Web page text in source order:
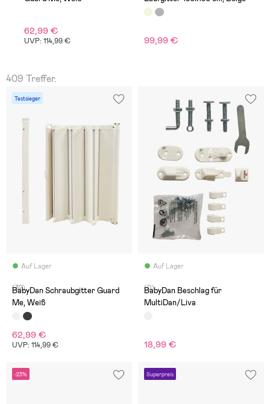
62,99 €
UVP: 114,99 € 99,99 €
409 Treffer.
Testsieger
Auf Lager
(32)
BabyDan Schraubgitter Guard
Me, Weiß
62,99 €
UVP: 114,99 €
Auf Lager
(0)
BabyDan Beschlag für
MultiDan/Liva
18,99 €
-23% Superpreis